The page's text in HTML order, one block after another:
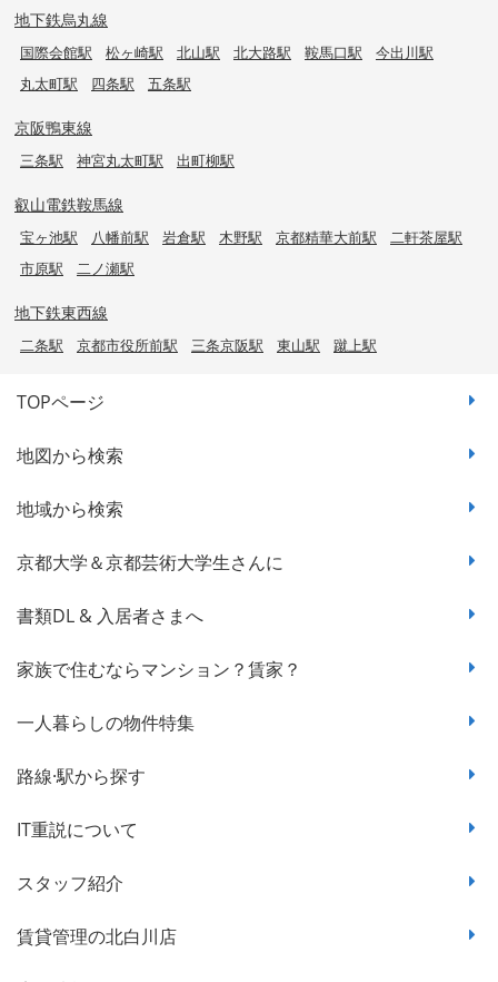
地下鉄烏丸線
国際会館駅 松ヶ崎駅 北山駅 北大路駅 鞍馬口駅
今出川駅
丸太町駅
四条駅 五条駅
京阪鴨東線
三条駅 神宮丸太町駅 出町柳駅
叡山電鉄鞍馬線
宝ヶ池駅 八幡前駅 岩倉駅 木野駅 京都精華大前駅
二軒茶屋駅
市原駅
二ノ瀬駅
地下鉄東西線
二条駅 京都市役所前駅 三条京阪駅 東山駅 蹴上駅
TOPページ
地図から検索
地域から検索
京都大学＆京都芸術大学生さんに
書類DL & 入居者さまへ
家族で住むならマンション？賃家？
一人暮らしの物件特集
路線·駅から探す
IT重説について
スタッフ紹介
賃貸管理の北白川店